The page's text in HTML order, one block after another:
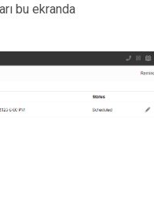
bu ekranda